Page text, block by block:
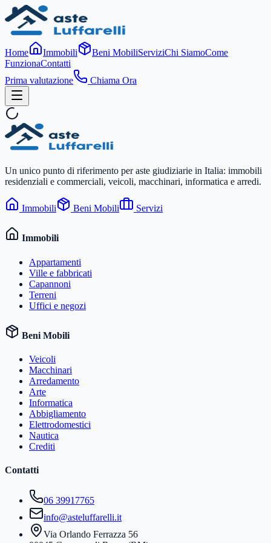
Home Immobili Beni MobiliServiziChi SiamoCome
FunzionaContatti
Prima valutazione
Chiama Ora
Un unico punto di riferimento per aste giudiziarie in Italia: immobili
residenziali e commerciali, veicoli, macchinari, informatica e arredi.
Immobili Beni Mobili Servizi
Immobili
Appartamenti
Ville e fabbricati
Capannoni
Terreni
Uffici e negozi
Beni Mobili
Veicoli
Macchinari
Arredamento
Arte
Informatica
Abbigliamento
Elettrodomestici
Nautica
Crediti
Contatti
06 39917765
info@asteluffarelli.it
Via Orlando Ferrazza 56